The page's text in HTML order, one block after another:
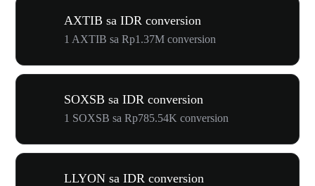
AXTIB sa IDR conversion
1 AXTIB sa Rp1.37M conversion
SOXSB sa IDR conversion
1 SOXSB sa Rp785.54K conversion
LLYON sa IDR conversion